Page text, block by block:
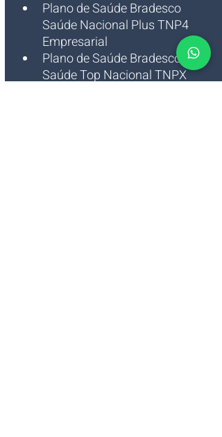
Plano de Saúde Bradesco
Saúde Nacional Plus TNP4
Empresarial
Plano de Saúde Bradesco
Saúde Top Nacional TNPX